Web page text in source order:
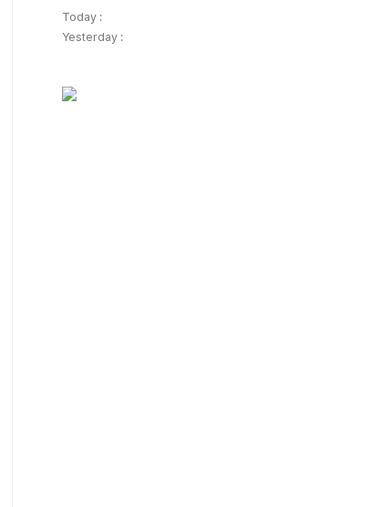
Today :
Yesterday :